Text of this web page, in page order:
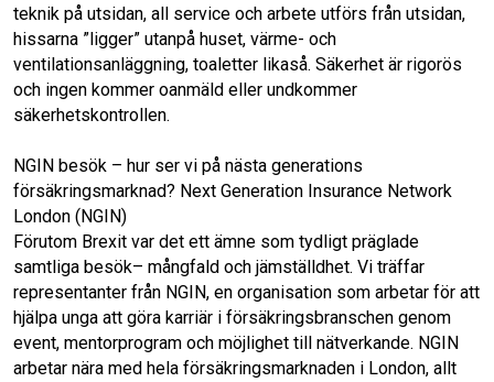
teknik på utsidan, all service och arbete utförs från utsidan,
hissarna ”ligger” utanpå huset, värme- och
ventilationsanläggning, toaletter likaså. Säkerhet är rigorös
och ingen kommer oanmäld eller undkommer
säkerhetskontrollen.
NGIN besök – hur ser vi på nästa generations
försäkringsmarknad? Next Generation Insurance Network
London (NGIN)
Förutom Brexit var det ett ämne som tydligt präglade
samtliga besök– mångfald och jämställdhet. Vi träffar
representanter från NGIN, en organisation som arbetar för att
hjälpa unga att göra karriär i försäkringsbranschen genom
event, mentorprogram och möjlighet till nätverkande. NGIN
arbetar nära med hela försäkringsmarknaden i London, allt